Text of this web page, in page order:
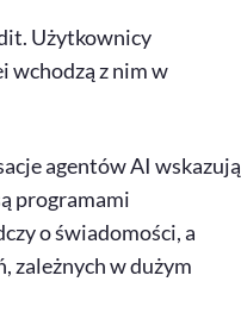
Użytkownicy
wchodzą z nim w
agentów AI wskazują
programami
o świadomości, a
zależnych w dużym